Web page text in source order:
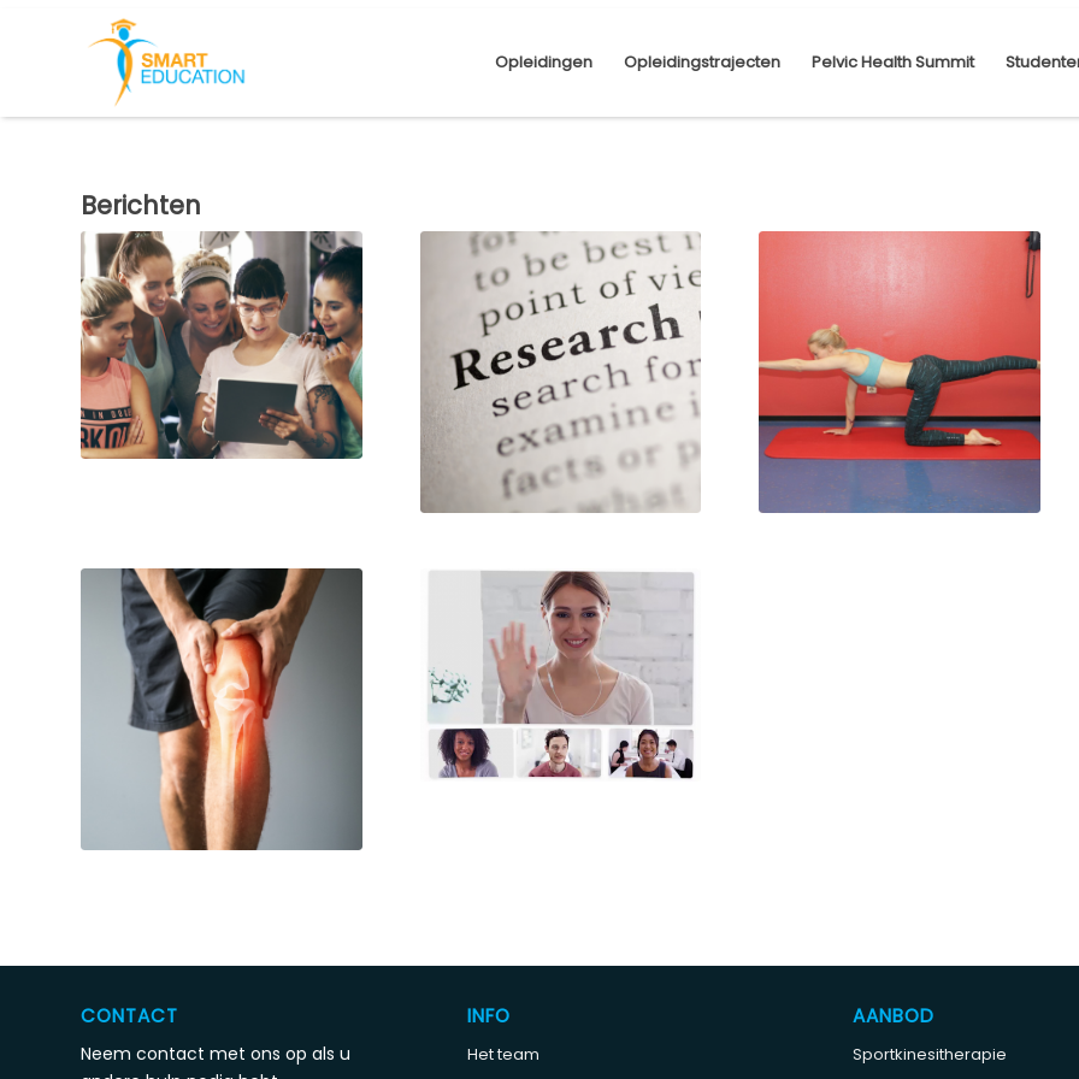
Opleidingen Opleidingstrajecten Pelvic Health Summit
Berichten
CONTACT
Neem contact met ons op als u
INFO
Het team
AANBOD
Sportkinesitherapie